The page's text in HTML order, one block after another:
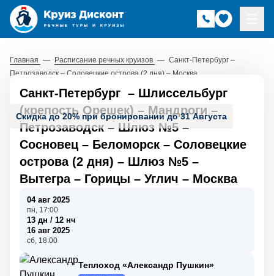
Главная — Расписание речных круизов — Санкт-Петербург –
Петрозаводск – Соловецкие острова (2 дня) – Москва
Скидка до 20% при бронировании до 31 Августа
Санкт-Петербург – Шлиссельбург
(крепость Орешек) – Мандроги –
Петрозаводск – Шлюз №5 –
Сосновец– Беломорск – Соловецкие
острова (2 дня) – Шлюз №5 –
Вытегра– Горицы – Углич – Москва
04 авг 2025
пн, 17:00
13 дн / 12 нч
16 авг 2025
сб, 18:00
Теплоход «Александр Пушкин»